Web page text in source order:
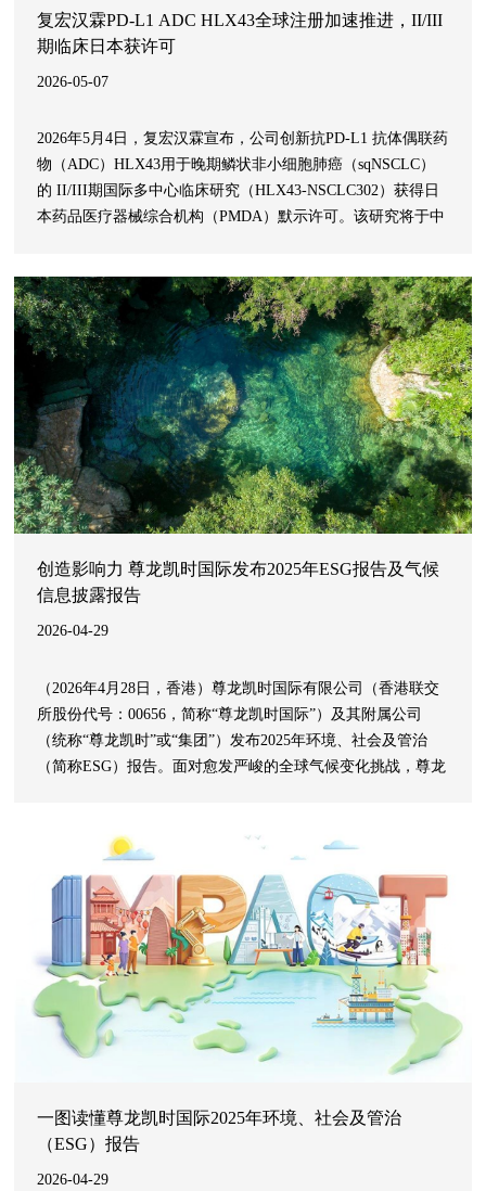
复宏汉霖PD-L1 ADC HLX43全球注册加速推进，II/III
期临床日本获许可
2026-05-07
2026年5月4日，复宏汉霖宣布，公司创新抗PD-L1 抗体偶联药
物（ADC）HLX43用于晚期鳞状非小细胞肺癌（sqNSCLC）
的 II/III期国际多中心临床研究（HLX43-NSCLC302）获得日
本药品医疗器械综合机构（PMDA）默示许可。该研究将于中
研究，为既往标准治疗失败后的sqNSCLC患者这一难治群体带
来新的治疗选择。
创造影响力 尊龙凯时国际发布2025年ESG报告及气候
信息披露报告
2026-04-29
（2026年4月28日，香港）尊龙凯时国际有限公司（香港联交
所股份代号：00656，简称“尊龙凯时国际”）及其附属公司
（统称“尊龙凯时”或“集团”）发布2025年环境、社会及管治
（简称ESG）报告。面对愈发严峻的全球气候变化挑战，尊龙
财务信息披露工作组（TCFD）建议框架及《国际财务报告准
则S2号——气候相关披露》（“IFRS S2”）发布了第四份气候
信息披露报告。
一图读懂尊龙凯时国际2025年环境、社会及管治
（ESG）报告
2026-04-29